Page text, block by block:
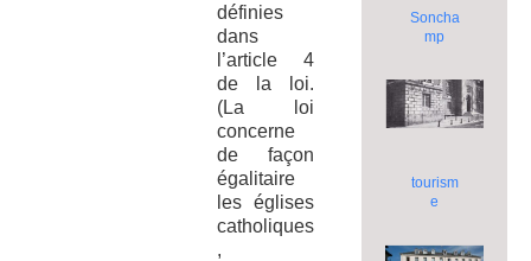
définies
dans
l’article 4
de la loi.
(La loi
concerne
de façon
égalitaire
les églises
catholiques
,
Soncha
mp
tourism
e